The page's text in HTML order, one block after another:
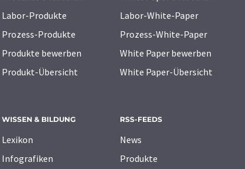
Labor-Produkte
Prozess-Produkte
Produkte bewerben
Produkt-Übersicht
Labor-White-Paper
Prozess-White-Paper
White Paper bewerben
White Paper-Übersicht
WISSEN & BILDUNG
Lexikon
Infografiken
RSS-FEEDS
News
Produkte